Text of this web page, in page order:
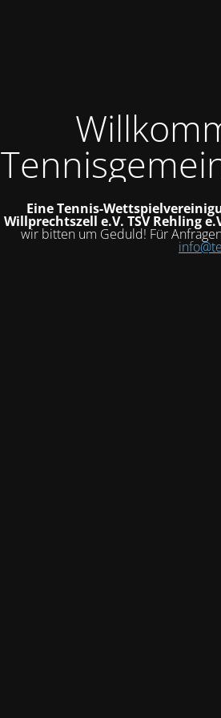
Eine Tennis-
Willprechtszell e.V. TSV Rehling
wir bitten um Geduld! Für